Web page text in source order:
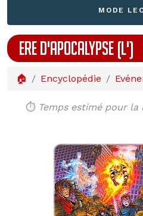
MODE
ERE D'APOCALYPSE (L')
🏠 Encyclopédie
⏱️ Temps estimé pour